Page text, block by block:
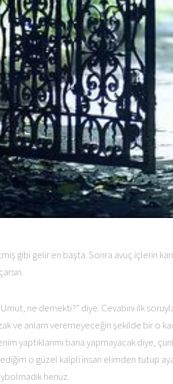
gibi gelir en başta. Sonra avuç içlerin
ne demekti?” diye. Cevabını ilk
ve anlam veremeyeceğin şekilde bir o
yaptıklarımı bana yapmayacak diye,
o güzel kalpli insan elimden tutup
henüz.